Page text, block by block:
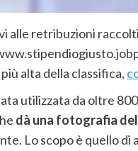
alle retribuzioni
alta della classifica,
utilizzata da oltre
dà una fotografia
Lo scopo è quello